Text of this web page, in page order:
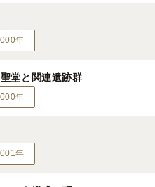
年
堂と関連遺跡群
年
年